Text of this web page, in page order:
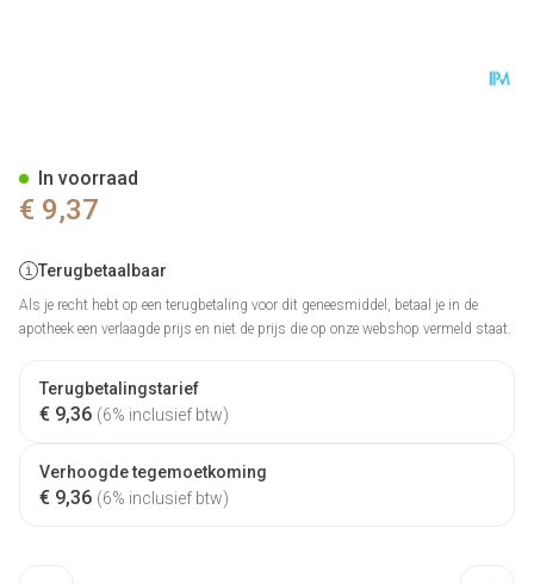
€ 9,37
Terugbetaalbaar
Als je recht hebt op een terugbetaling voor dit geneesmiddel, betaal je in de
apotheek een verlaagde prijs en niet de prijs die op onze webshop vermeld staat.
Terugbetalingstarief
€ 9,36 (6% inclusief btw)
Verhoogde tegemoetkoming
€ 9,36 (6% inclusief btw)
In voorraad